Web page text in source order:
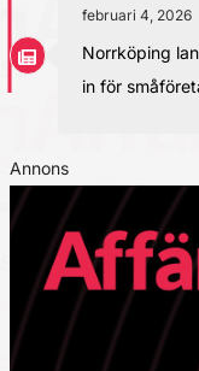
februari 4, 2026
Norrköping
in för
Annons